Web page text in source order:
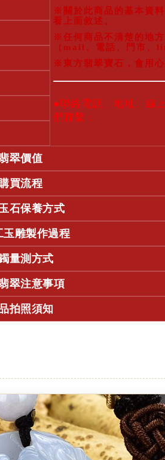
※關於此商品的基本資料
看上面敘述。
※任何商品不清楚的地
（mail、電話、門市、
※東方翡翠寶石，會用心
●聯絡電話、地址、線
們聯繫：
翠價值
買流程
石保養方式
玉雕製作過程
量測方式
翠注意事項
拍照須知